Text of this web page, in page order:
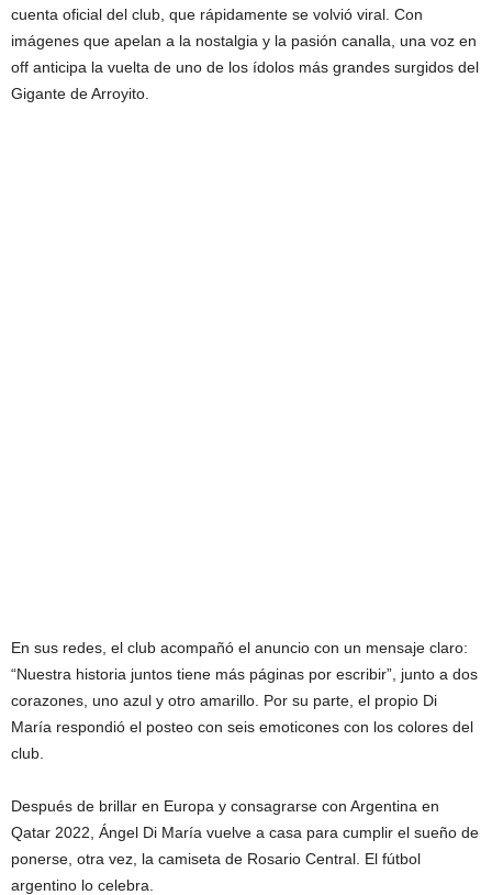
cuenta oficial del club, que rápidamente se volvió viral. Con
imágenes que apelan a la nostalgia y la pasión canalla, una voz en
off anticipa la vuelta de uno de los ídolos más grandes surgidos del
Gigante de Arroyito.
En sus redes, el club acompañó el anuncio con un mensaje claro:
“Nuestra historia juntos tiene más páginas por escribir”, junto a dos
corazones, uno azul y otro amarillo. Por su parte, el propio Di
María respondió el posteo con seis emoticones con los colores del
club.
Después de brillar en Europa y consagrarse con Argentina en
Qatar 2022, Ángel Di María vuelve a casa para cumplir el sueño de
ponerse, otra vez, la camiseta de Rosario Central. El fútbol
argentino lo celebra.